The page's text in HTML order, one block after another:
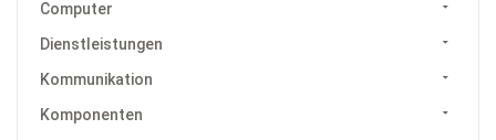
Computer
Dienstleistungen
Kommunikation
Komponenten